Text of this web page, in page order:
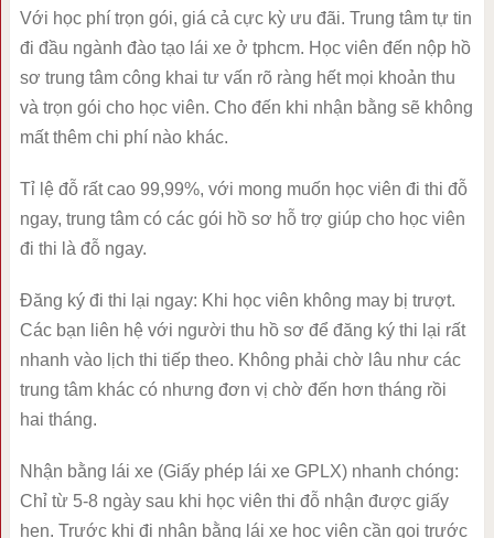
Với học phí trọn gói, giá cả cực kỳ ưu đãi. Trung tâm tự tin
đi đầu ngành đào tạo lái xe ở tphcm. Học viên đến nộp hồ
sơ trung tâm công khai tư vấn rõ ràng hết mọi khoản thu
và trọn gói cho học viên. Cho đến khi nhận bằng sẽ không
mất thêm chi phí nào khác.
Tỉ lệ đỗ rất cao 99,99%, với mong muốn học viên đi thi đỗ
ngay, trung tâm có các gói hồ sơ hỗ trợ giúp cho học viên
đi thi là đỗ ngay.
Đăng ký đi thi lại ngay: Khi học viên không may bị trượt.
Các bạn liên hệ với người thu hồ sơ để đăng ký thi lại rất
nhanh vào lịch thi tiếp theo. Không phải chờ lâu như các
trung tâm khác có nhưng đơn vị chờ đến hơn tháng rồi
hai tháng.
Nhận bằng lái xe (Giấy phép lái xe GPLX) nhanh chóng:
Chỉ từ 5-8 ngày sau khi học viên thi đỗ nhận được giấy
hẹn. Trước khi đi nhận bằng lái xe học viên cần gọi trước